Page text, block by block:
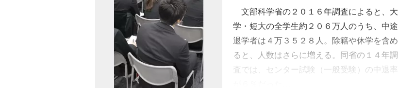
文部科学省の２０１６年調査によると、大
学・短大の全学生約２０６万人のうち、中途
退学者は４万３５２８人。除籍や休学を含め
ると、人数はさらに増える。同省の１４年調
査では、センター試験（一般受験）の中退率